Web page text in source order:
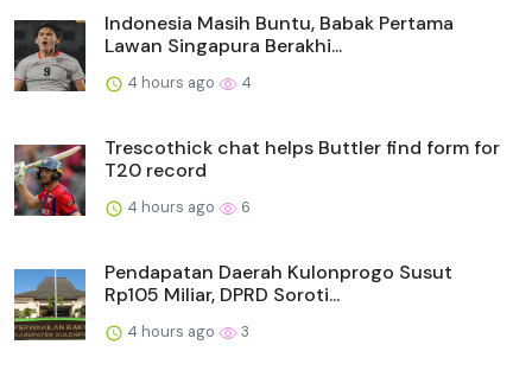
Indonesia Masih Buntu, Babak Pertama
Lawan Singapura Berakhi...
4 hours ago 4
Trescothick chat helps Buttler find form for
T20 record
4 hours ago 6
Pendapatan Daerah Kulonprogo Susut
Rp105 Miliar, DPRD Soroti...
4 hours ago 3